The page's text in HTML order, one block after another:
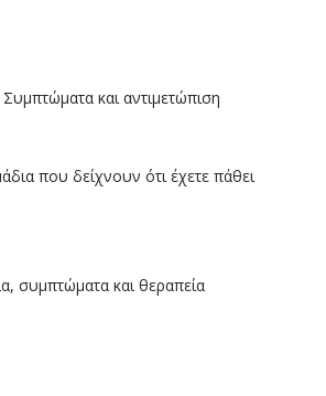
και αντιμετώπιση
που δείχνουν ότι έχετε πάθει
συμπτώματα και θεραπεία